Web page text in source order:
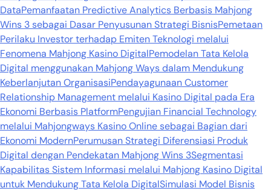
DataPemanfaatan Predictive Analytics Berbasis Mahjong
Wins 3 sebagai Dasar Penyusunan Strategi BisnisPemetaan
Perilaku Investor terhadap Emiten Teknologi melalui
Fenomena Mahjong Kasino DigitalPemodelan Tata Kelola
Digital menggunakan Mahjong Ways dalam Mendukung
Keberlanjutan OrganisasiPendayagunaan Customer
Relationship Management melalui Kasino Digital pada Era
Ekonomi Berbasis PlatformPengujian Financial Technology
melalui Mahjongways Kasino Online sebagai Bagian dari
Ekonomi ModernPerumusan Strategi Diferensiasi Produk
Digital dengan Pendekatan Mahjong Wins 3Segmentasi
Kapabilitas Sistem Informasi melalui Mahjong Kasino Digital
untuk Mendukung Tata Kelola DigitalSimulasi Model Bisnis